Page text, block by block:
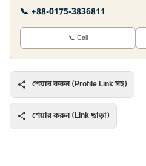
📞 +88-0175-3836811
📞 Call
শেয়ার করুন (Profile Link সহ)
শেয়ার করুন (Link ছাড়া)